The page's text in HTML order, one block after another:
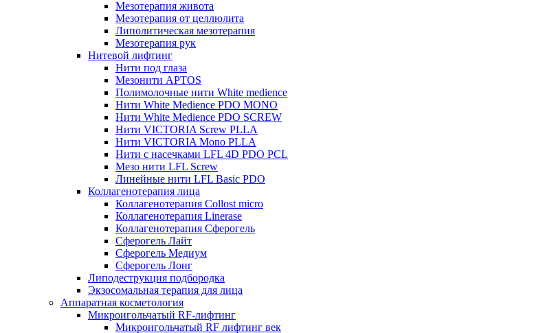
Мезотерапия живота
Мезотерапия от целлюлита
Липолитическая мезотерапия
Мезотерапия рук
Нитевой лифтинг
Нити под глаза
Мезонити APTOS
Полимолочные нити White medience
Нити White Medience PDO MONO
Нити White Medience PDO SCREW
Нити VICTORIA Screw PLLA
Нити VICTORIA Mono PLLA
Нити с насечками LFL 4D PDO PCL
Мезо нити LFL Screw
Линейные нити LFL Basic PDO
Коллагенотерапия лица
Коллагенотерапия Collost micro
Коллагенотерапия Linerase
Коллагенотерапия Сферогель
Сферогель Лайт
Сферогель Медиум
Сферогель Лонг
Липодеструкция подбородка
Экзосомальная терапия для лица
Аппаратная косметология
Микроигольчатый RF-лифтинг
Микроигольчатый RF лифтинг век